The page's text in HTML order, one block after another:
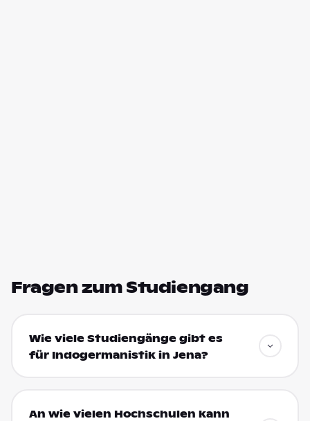
Fragen zum Studiengang
Wie viele Studiengänge gibt es
für Indogermanistik in Jena?
An wie vielen Hochschulen kann